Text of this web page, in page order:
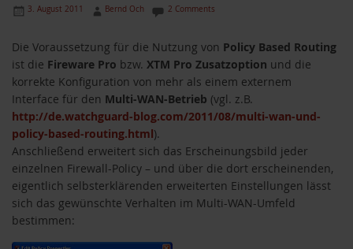
3. August 2011 Bernd Och 2 Comments
Die Voraussetzung für die Nutzung von Policy Based Routing
ist die Fireware Pro bzw. XTM Pro Zusatzoption und die
korrekte Konfiguration von mehr als einem externem
Interface für den Multi-WAN-Betrieb (vgl. z.B.
http://de.watchguard-blog.com/2011/08/multi-wan-und-
policy-based-routing.html).
Anschließend erweitert sich das Erscheinungsbild jeder
einzelnen Firewall-Policy – und über die dort erscheinenden,
eigentlich selbsterklärenden erweiterten Einstellungen lässt
sich das gewünschte Verhalten im Multi-WAN-Umfeld
bestimmen: